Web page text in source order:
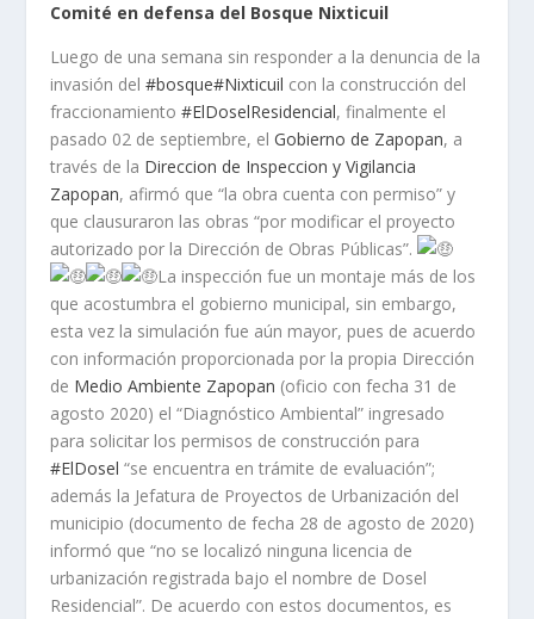
Comité en defensa del Bosque Nixticuil
Luego de una semana sin responder a la denuncia de la
invasión del#bosque#Nixticuil con la construcción del
fraccionamiento#ElDoselResidencial, finalmente el
pasado 02 de septiembre, elGobierno de Zapopan, a
través de la Direccion de Inspeccion y Vigilancia
Zapopan, afirmó que “la obra cuenta con permiso” y
que clausuraron las obras “por modificar el proyecto
autorizado por la Dirección de Obras Públicas”.
La inspección fue un montaje más de los
que acostumbra el gobierno municipal, sin embargo,
esta vez la simulación fue aún mayor, pues de acuerdo
con información proporcionada por la propia Dirección
de Medio Ambiente Zapopan (oficio con fecha 31 de
agosto 2020) el “Diagnóstico Ambiental” ingresado
para solicitar los permisos de construcción para
#ElDosel “se encuentra en trámite de evaluación”;
además la Jefatura de Proyectos de Urbanización del
municipio (documento de fecha 28 de agosto de 2020)
informó que “no se localizó ninguna licencia de
urbanización registrada bajo el nombre de Dosel
Residencial”. De acuerdo con estos documentos, es